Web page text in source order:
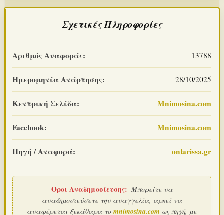
Σχετικές Πληροφορίες
Αριθμός Αναφοράς: 13788
Ημερομηνία Ανάρτησης: 28/10/2025
Κεντρική Σελίδα: Mnimosina.com
Facebook: Mnimosina.com
Πηγή / Αναφορά: onlarissa.gr
Όροι Αναδημοσίευσης: Μπορείτε να
αναδημοσιεύσετε την αναγγελία, αρκεί να
αναφέρεται ξεκάθαρα το mnimosina.com ως πηγή, με